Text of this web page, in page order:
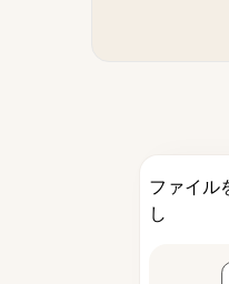
ファイル
し